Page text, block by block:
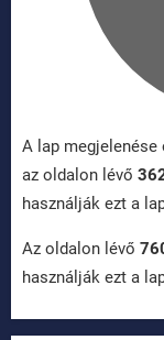
A lap megjelenése
az oldalon lévő
használják ezt a
Az oldalon lévő
használják ezt a